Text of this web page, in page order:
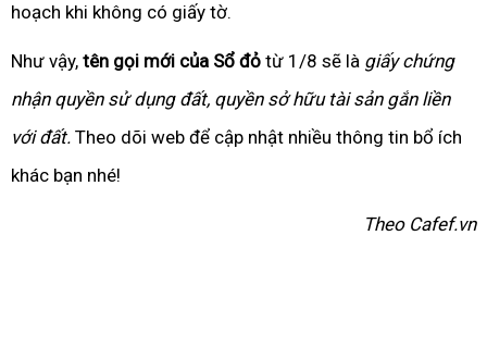
hoạch khi không có giấy tờ.
Như vậy, tên gọi mới của Sổ đỏ từ 1/8 sẽ là giấy chứng
nhận quyền sử dụng đất, quyền sở hữu tài sản gắn liền
với đất. Theo dõi web để cập nhật nhiều thông tin bổ ích
khác bạn nhé!
Theo Cafef.vn